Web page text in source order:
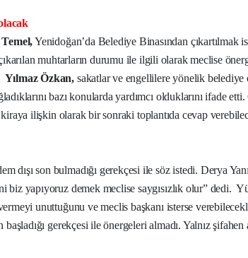
Yenidoğan’da Belediye Binasından çıkartılmak
muhtarların durumu ile ilgili olarak meclise
Yılmaz Özkan, sakatlar ve engellilere yönelik belediye
bazı konularda yardımcı olduklarını ifade
ilişkin olarak bir sonraki toplantıda cevap
dışı son bulmadığı gerekçesi ile söz istedi. Derya
yapıyoruz demek meclise saygısızlık olur” dedi.
unuttuğunu ve meclis başkanı isterse
gerekçesi ile önergeleri almadı. Yalnız şifahen